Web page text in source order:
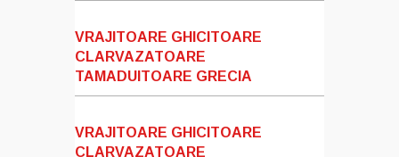
VRAJITOARE GHICITOARE
CLARVAZATOARE
TAMADUITOARE GRECIA
VRAJITOARE GHICITOARE
CLARVAZATOARE